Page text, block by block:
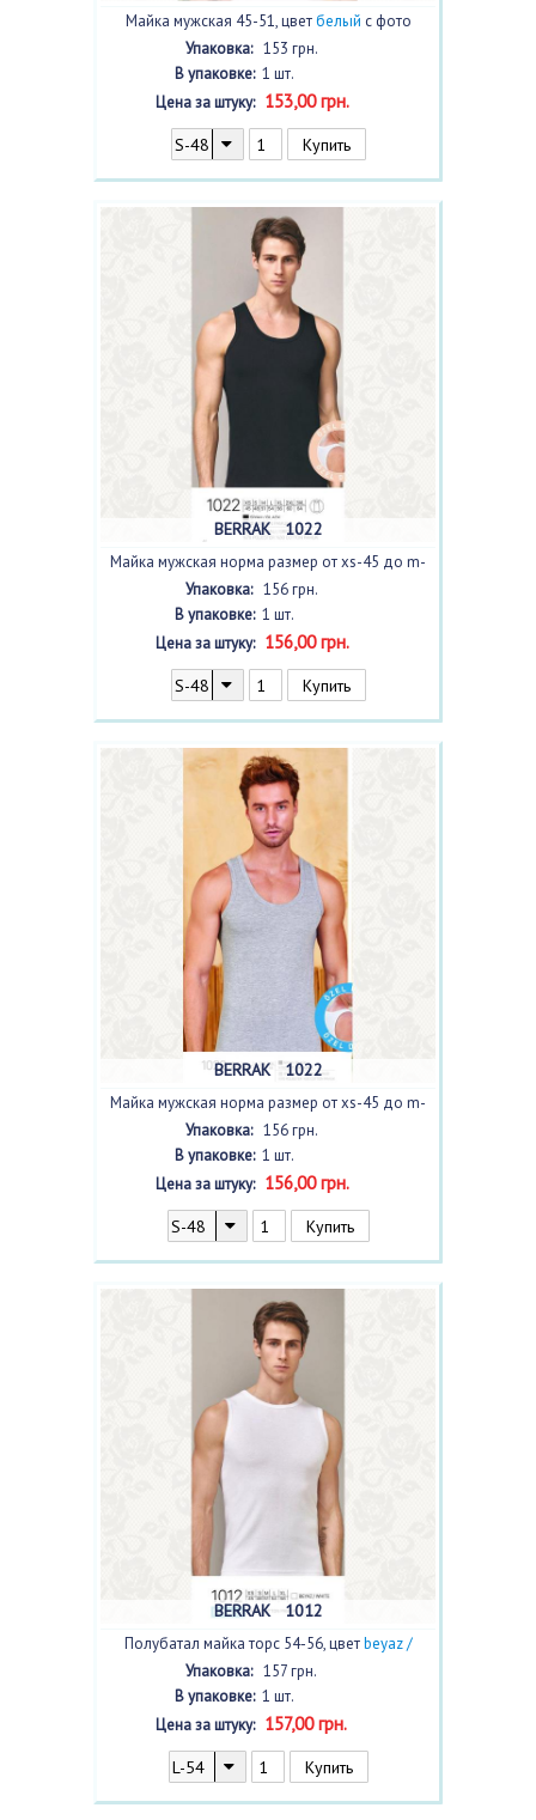
Майка мужская 45-51, цветбелый с фото
Упаковка: 153 грн.
В упаковке:1 шт.
Цена за штуку:153,00 грн.
BERRAK 1022
Майка мужская норма размер от xs-45 до m-
51, цветчерныйс фото
Упаковка: 156 грн.
В упаковке:1 шт.
Цена за штуку:156,00 грн.
BERRAK 1022
Майка мужская норма размер от xs-45 до m-
gri melanj /светло серый/
Упаковка: 156 грн.
В упаковке:1 шт.
Цена за штуку:156,00 грн.
BERRAK 1012
Полубатал майка торс 54-56, цветbeyaz /
белый/ с фото
Упаковка: 157 грн.
В упаковке:1 шт.
Цена за штуку:157,00 грн.